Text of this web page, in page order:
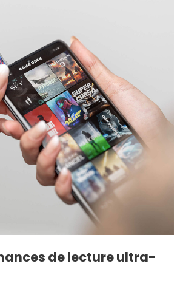
de lecture ultra-